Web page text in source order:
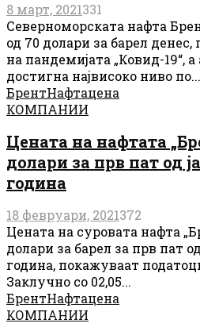
8 март, 2021331
Северноморската нафта
од 70 долари за барел
на пандемијата „Ковид-19“,
достигна највисоко ниво по...
БрентНафтацена
КОМПАНИИ
Цената на нафтата
долари за прв пат од
година
18 февруари, 2021372
Цената на суровата нафта
долари за барел за прв пат
година, покажуваат
Заклучно со 02,05...
БрентНафтацена
КОМПАНИИ